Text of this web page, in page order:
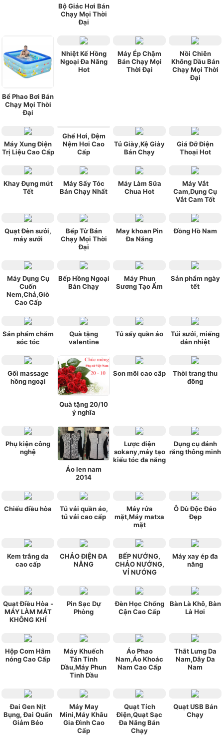
Bộ Giác Hơi Bán
Chạy Mọi Thời
Đại
Bể Phao Bơi Bán
Chạy Mọi Thời
Đại
Nhiệt Kế Hồng
Ngoại Đa Năng
Hot
Máy Ép Chậm
Bán Chạy Mọi
Thời Đại
Nồi Chiên
Không Dầu Bán
Chạy Mọi Thời
Đại
Máy Xung Điện
Trị Liệu Cao Cấp
Ghế Hơi, Đệm
Nệm Hơi Cao
Cấp
Tủ Giày,Kệ Giày
Bán Chạy
Giá Đỡ Điện
Thoại Hot
Khay Đựng mứt
Tết
Máy Sấy Tóc
Bán Chạy Nhất
Máy Làm Sữa
Chua Hot
Máy Vắt
Cam,Dụng Cụ
Vắt Cam Tốt
Quạt Đèn sưởi,
máy sưởi
Bếp Từ Bán
Chạy Mọi Thời
Đại
May khoan Pin
Đa Năng
Đồng Hồ Nam
Máy Dụng Cụ
Cuốn
Nem,Chả,Giò
Cao Cấp
Bếp Hồng Ngoại
Bán Chạy
Máy Phun
Sương Tạo Ẩm
Sản phẩm ngày
tết
Sản phẩm chăm
sóc tóc
Quà tặng
valentine
Tủ sấy quần áo
Túi sưởi, miếng
dán nhiệt
Gối massage
hồng ngoại
Quà tặng 20/10
ý nghĩa
Son môi cao câp
Thời trang thu
đông
Phụ kiện công
nghệ
Áo len nam
2014
Lược điện
sokany,máy tạo
kiểu tóc đa năng
Dụng cụ đánh
răng thông minh
Chiếu điều hòa
Tủ vải quần áo,
tủ vải cao cấp
Máy rửa
mặt,Máy matxa
mặt
Ô Dù Độc Đáo
Đẹp
Kem trắng da
cao cấp
CHẢO ĐIỆN ĐA
NĂNG
BẾP NƯỚNG,
CHẢO NƯỚNG,
VỈ NƯỚNG
Máy xay ép đa
năng
Quạt Điều Hòa -
MÁY LÀM MÁT
KHÔNG KHÍ
Pin Sạc Dự
Phòng
Đèn Học Chống
Cận Cao Cấp
Bàn Là Khô, Bàn
Là Hơi
Hộp Cơm Hâm
nóng Cao Cấp
Máy Khuếch
Tán Tinh
Dầu,Máy Phun
Tinh Dầu
Áo Phao
Nam,Áo Khoác
Nam Cao Cấp
Thắt Lưng Da
Nam,Dây Da
Nam
Đai Gen Nịt
Bụng, Đai Quấn
Giảm Béo
Máy May
Mini,Máy Khâu
Gia Đình Cao
Cấp
Quạt Tích
Điện,Quạt Sạc
Đa Năng Bán
Chạy
Quạt USB Bán
Chạy